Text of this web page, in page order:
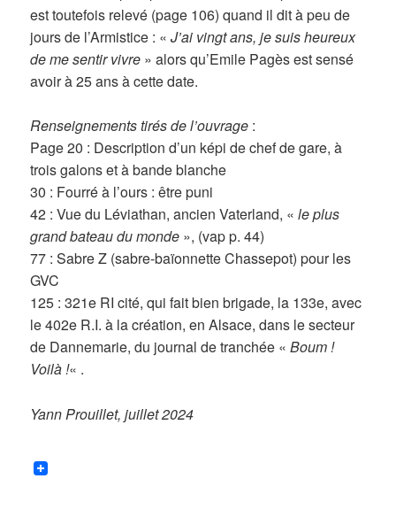
est toutefois relevé (page 106) quand il dit à peu de
jours de l’Armistice : «J’ai vingt ans, je suis heureux
de me sentir vivre » alors qu’Emile Pagès est sensé
avoir à 25 ans à cette date.
Renseignements tirés de l’ouvrage :
Page 20 : Description d’un képi de chef de gare, à
trois galons et à bande blanche
30 : Fourré à l’ours : être puni
42 : Vue du Léviathan, ancien Vaterland, «le plus
grand bateau du monde », (vap p. 44)
77 : Sabre Z (sabre-baïonnette Chassepot) pour les
GVC
125 : 321e RI cité, qui fait bien brigade, la 133e, avec
le 402e R.I. à la création, en Alsace, dans le secteur
de Dannemarie, du journal de tranchée «Boum !
Voilà !« .
Yann Prouillet, juillet 2024